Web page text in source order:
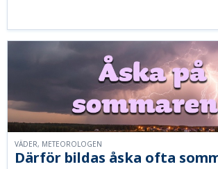
Därför bildas åska ofta
VÄDER, METEOROLOGEN